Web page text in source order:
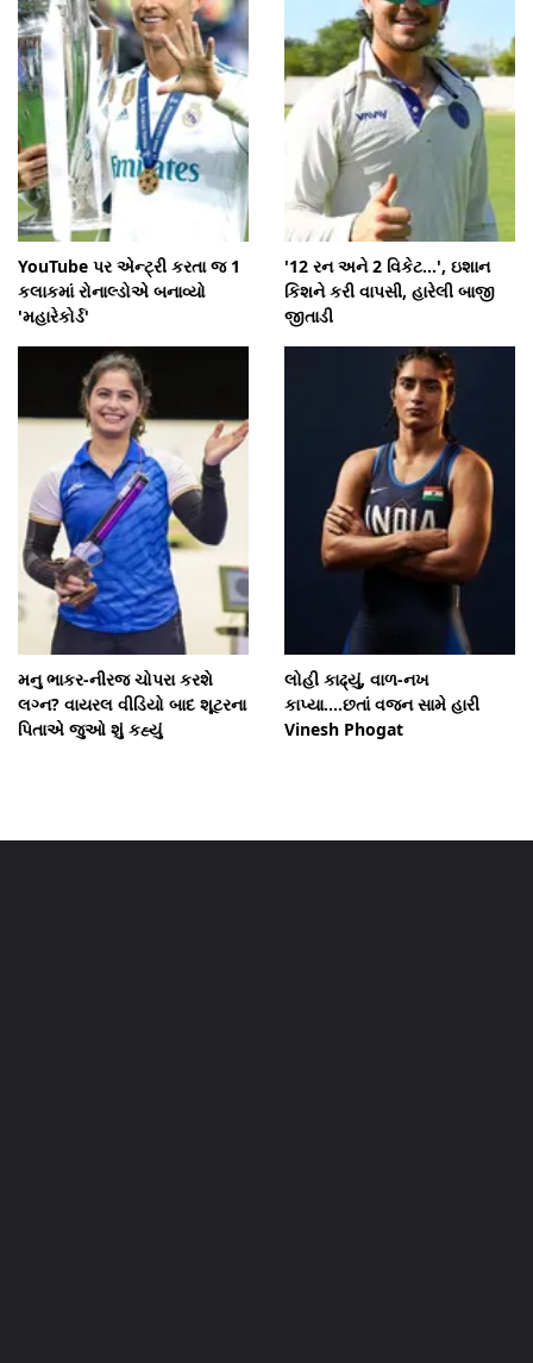
YouTube પર એન્ટ્રી કરતા જ 1
કલાકમાં રોનાલ્ડોએ બનાવ્યો
'મહારેકોર્ડ'
'12 રન અને 2 વિકેટ...', ઇશાન
કિશને કરી વાપસી, હારેલી બાજી
જીતાડી
મનુ ભાકર-નીરજ ચોપરા કરશે
લગ્ન? વાયરલ વીડિયો બાદ શૂટરના
પિતાએ જુઓ શું કહ્યું
લોહી કાઢ્યું, વાળ-નખ
કાપ્યા....છતાં વજન સામે હારી
Vinesh Phogat